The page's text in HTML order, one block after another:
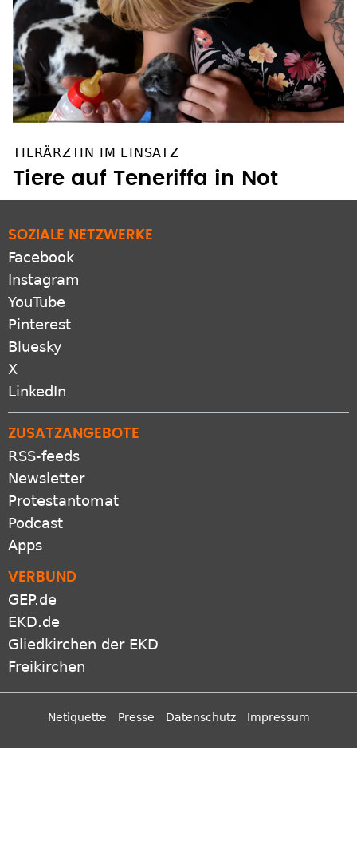
TIERÄRZTIN IM EINSATZ
Tiere auf Teneriffa in Not
SOZIALE NETZWERKE
Facebook
Instagram
YouTube
Pinterest
Bluesky
X
LinkedIn
ZUSATZANGEBOTE
RSS-feeds
Newsletter
Protestantomat
Podcast
Apps
VERBUND
GEP.de
EKD.de
Gliedkirchen der EKD
Freikirchen
Netiquette Presse Datenschutz Impressum